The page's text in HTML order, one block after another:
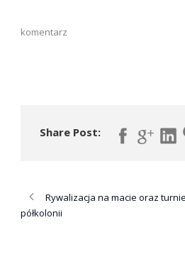
komentarz
Share Post:
Rywalizacja na macie oraz
półkolonii